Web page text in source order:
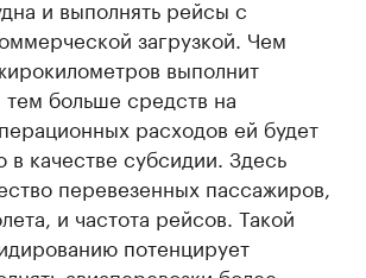
и выполнять рейсы с
загрузкой. Чем
выполнит
больше средств на
расходов ей будет
в качестве субсидии. Здесь
перевезенных пассажиров,
и частота рейсов. Такой
потенцирует